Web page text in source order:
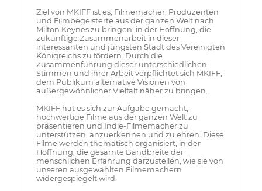
Ziel von MKIFF ist es, Filmemacher, Produzenten
und Filmbegeisterte aus der ganzen Welt nach
Milton Keynes zu bringen, in der Hoffnung, die
zukünftige Zusammenarbeit in dieser
interessanten und jüngsten Stadt des Vereinigten
Königreichs zu fördern. Durch die
Zusammenführung dieser unterschiedlichen
Stimmen und ihrer Arbeit verpflichtet sich MKIFF,
dem Publikum alternative Visionen von
außergewöhnlicher Vielfalt näher zu bringen.
MKIFF hat es sich zur Aufgabe gemacht,
hochwertige Filme aus der ganzen Welt zu
präsentieren und Indie-Filmemacher zu
unterstützen, anzuerkennen und zu ehren. Diese
Filme werden thematisch organisiert, in der
Hoffnung, die gesamte Bandbreite der
menschlichen Erfahrung darzustellen, wie sie von
unseren ausgewählten Filmemachern
widergespiegelt wird.